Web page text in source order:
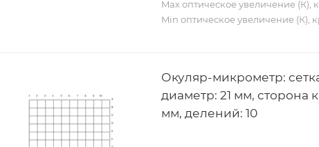
Max оптическое увеличение (К),
Min оптическое увеличение (К),
Окуляр-микрометр:
диаметр: 21 мм, сторона
мм, делений: 10